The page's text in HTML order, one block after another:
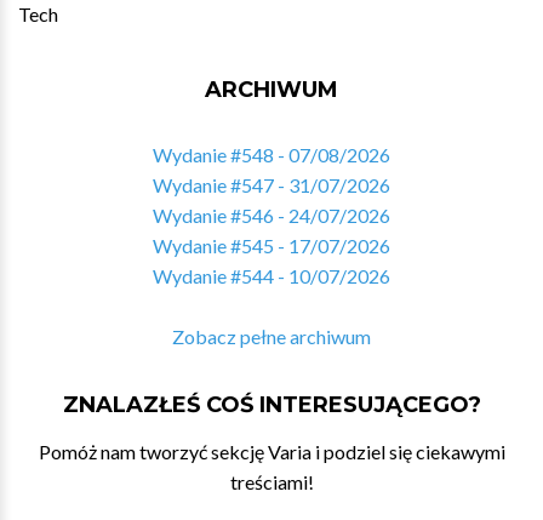
Tech
ARCHIWUM
Wydanie #548 - 07/08/2026
Wydanie #547 - 31/07/2026
Wydanie #546 - 24/07/2026
Wydanie #545 - 17/07/2026
Wydanie #544 - 10/07/2026
Zobacz pełne archiwum
ZNALAZŁEŚ COŚ INTERESUJĄCEGO?
Pomóż nam tworzyć sekcję Varia i podziel się ciekawymi
treściami!